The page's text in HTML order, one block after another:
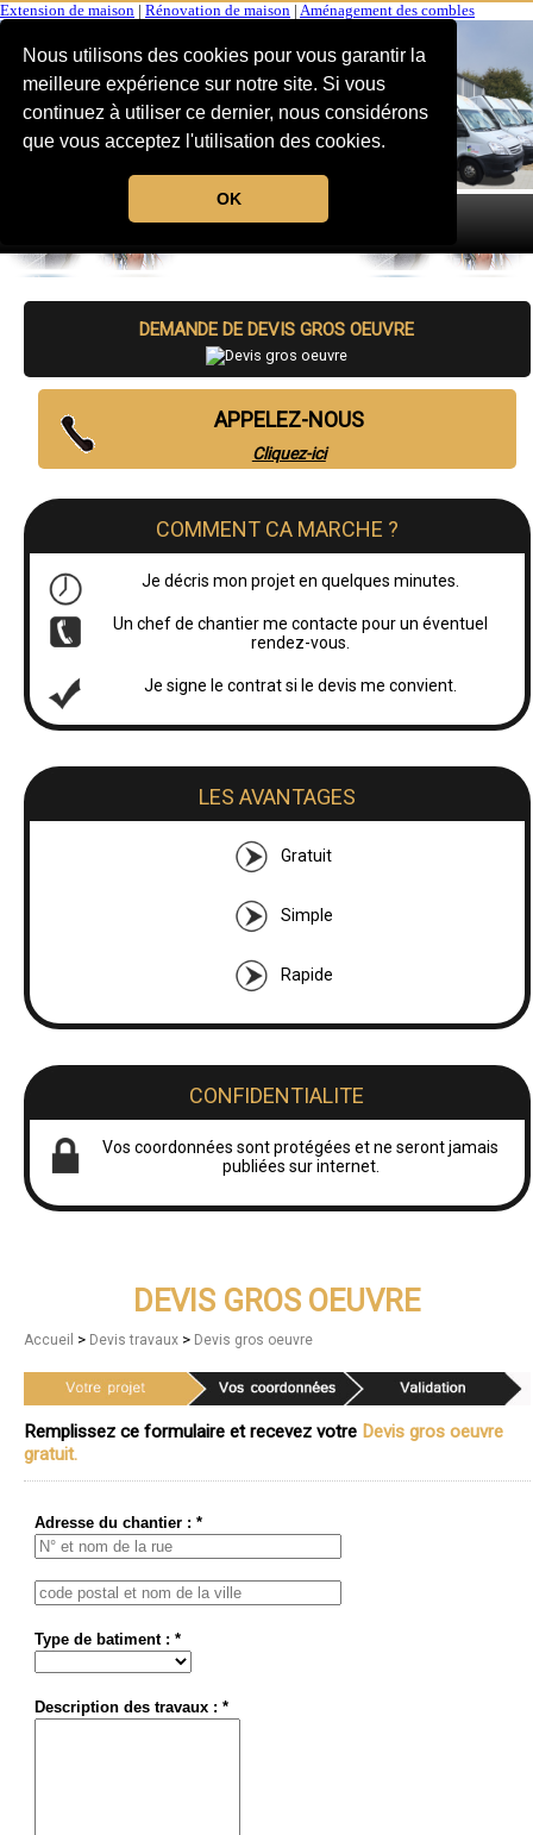
Nous utilisons des cookies pour vous garantir la
meilleure expérience sur notre site. Si vous
continuez à utiliser ce dernier, nous considérons
que vous acceptez l'utilisation des cookies.
OK
Extension de maison Rénovation de maison Aménagement des combles
MENU
DEMANDE DE DEVIS GROS OEUVRE
APPELEZ-NOUS
Cliquez-ici
COMMENT CA MARCHE ?
Je décris mon projet en quelques minutes.
Un chef de chantier me contacte pour un éventuel
rendez-vous.
Je signe le contrat si le devis me convient.
LES AVANTAGES
Gratuit
Simple
Rapide
CONFIDENTIALITE
Vos coordonnées sont protégées et ne seront jamais
publiées sur internet.
DEVIS GROS OEUVRE
Accueil > Devis travaux > Devis gros oeuvre
Remplissez ce formulaire et recevez votre Devis gros oeuvre
gratuit.
Adresse du chantier : *
Type de batiment : *
Description des travaux : *